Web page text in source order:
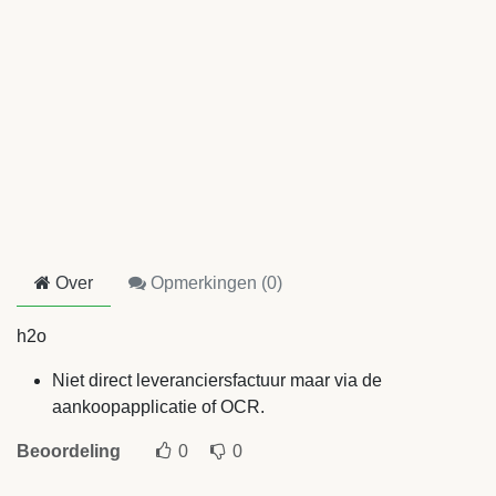
Over Opmerkingen (0)
h2o
Niet direct leveranciersfactuur maar via de
aankoopapplicatie of OCR.
Beoordeling 0 0